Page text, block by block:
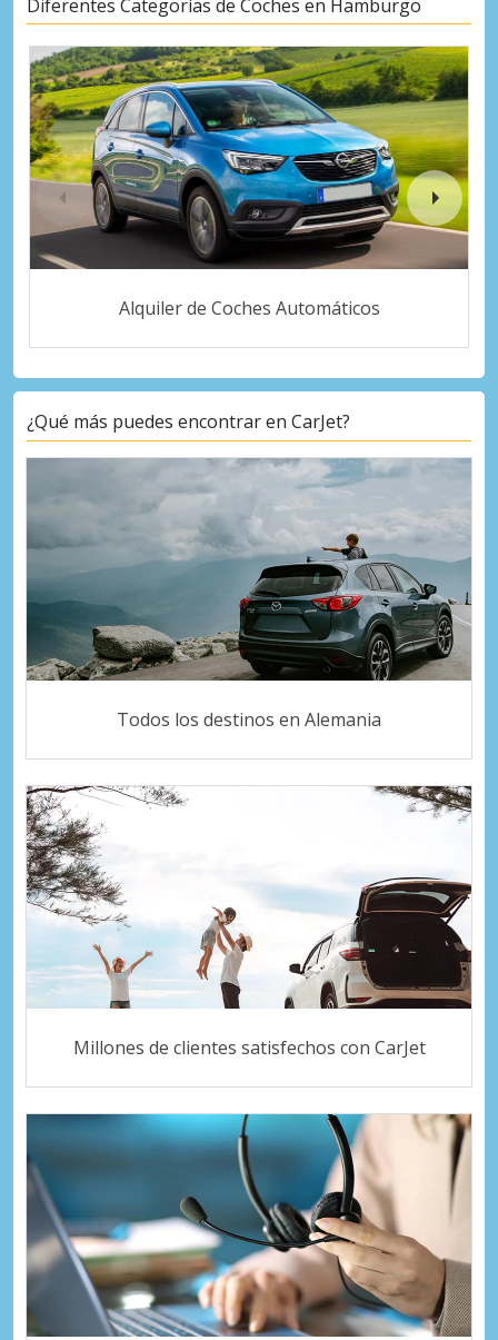
Diferentes Categorías de Coches en Hamburgo
Alquiler de Coches Automáticos
¿Qué más puedes encontrar en CarJet?
Todos los destinos en Alemania
Millones de clientes satisfechos con CarJet